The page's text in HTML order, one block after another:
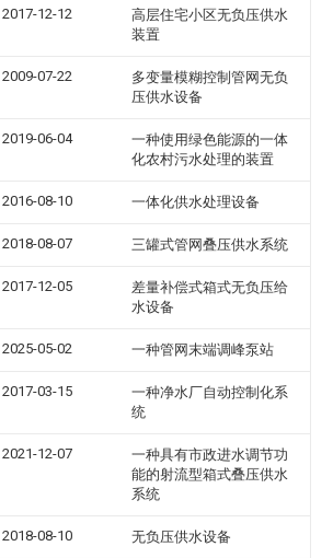
2017-12-12
高层住宅小区无负压供水
装置
2009-07-22
多变量模糊控制管网无负
压供水设备
2019-06-04
一种使用绿色能源的一体
化农村污水处理的装置
2016-08-10 一体化供水处理设备
2018-08-07 三罐式管网叠压供水系统
2017-12-05
差量补偿式箱式无负压给
水设备
2025-05-02 一种管网末端调峰泵站
2017-03-15
一种净水厂自动控制化系
统
2021-12-07
一种具有市政进水调节功
能的射流型箱式叠压供水
系统
2018-08-10 无负压供水设备